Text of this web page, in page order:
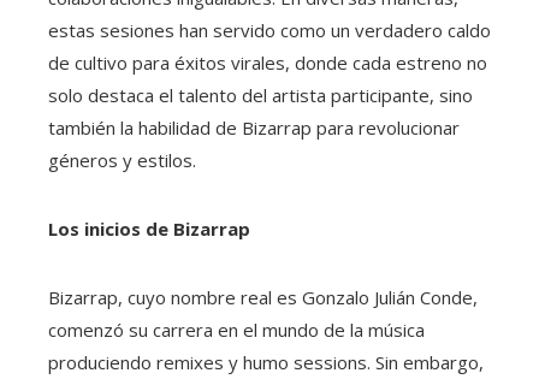
estas sesiones han servido como un verdadero caldo
de cultivo para éxitos virales, donde cada estreno no
solo destaca el talento del artista participante, sino
también la habilidad de Bizarrap para revolucionar
géneros y estilos.
Los inicios de Bizarrap
Bizarrap, cuyo nombre real es Gonzalo Julián Conde,
comenzó su carrera en el mundo de la música
produciendo remixes y humo sessions. Sin embargo,